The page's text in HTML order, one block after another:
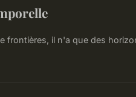
frontières, il n'a que des